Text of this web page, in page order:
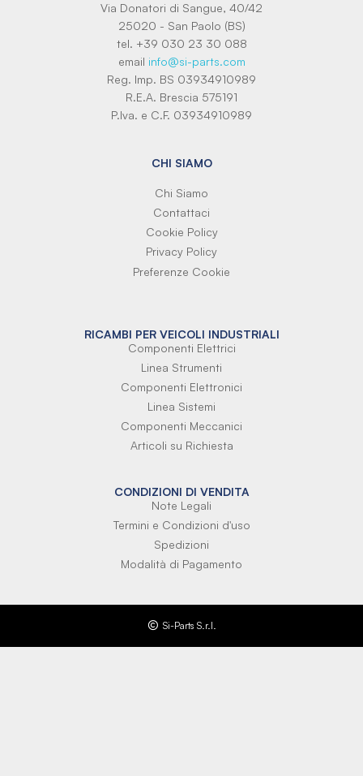
Via Donatori di Sangue, 40/42
25020 - San Paolo (BS)
tel. +39 030 23 30 088
email info@si-parts.com
Reg. Imp. BS 03934910989
R.E.A. Brescia 575191
P.Iva. e C.F. 03934910989
CHI SIAMO
Chi Siamo
Contattaci
Cookie Policy
Privacy Policy
Preferenze Cookie
RICAMBI PER VEICOLI INDUSTRIALI
Componenti Elettrici
Linea Strumenti
Componenti Elettronici
Linea Sistemi
Componenti Meccanici
Articoli su Richiesta
CONDIZIONI DI VENDITA
Note Legali
Termini e Condizioni d'uso
Spedizioni
Modalità di Pagamento
Si-Parts S.r.l.